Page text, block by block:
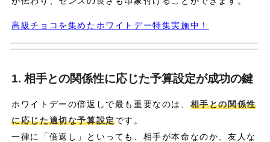
高級チョコを集めたホワイトデー特集実施中！
1. 相手との関係性に応じた予算設定が成功の鍵
ホワイトデーの倍返しで最も重要なのは、 相手との関係性
に応じた適切な予算設定です。
一律に「倍返し」といっても、相手が本命なのか、友人な